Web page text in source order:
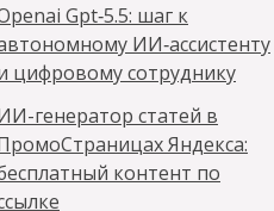
Gpt‑5.5: шаг к
ИИ‑ассистенту
цифровому сотруднику
генератор статей в
Яндекса:
контент по